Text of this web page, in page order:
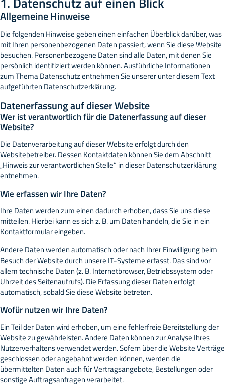
Allgemeine Hinweise
Die folgenden Hinweise geben einen einfachen Überblick darüber, was
mit Ihren personenbezogenen Daten passiert, wenn Sie diese Website
besuchen. Personenbezogene Daten sind alle Daten, mit denen Sie
persönlich identifiziert werden können. Ausführliche Informationen
zum Thema Datenschutz entnehmen Sie unserer unter diesem Text
aufgeführten Datenschutzerklärung.
Datenerfassung auf dieser Website
Wer ist verantwortlich für die Datenerfassung auf dieser
Website?
Die Datenverarbeitung auf dieser Website erfolgt durch den
Websitebetreiber. Dessen Kontaktdaten können Sie dem Abschnitt
„Hinweis zur verantwortlichen Stelle“ in dieser Datenschutzerklärung
entnehmen.
Wie erfassen wir Ihre Daten?
Ihre Daten werden zum einen dadurch erhoben, dass Sie uns diese
mitteilen. Hierbei kann es sich z. B. um Daten handeln, die Sie in ein
Kontaktformular eingeben.
Andere Daten werden automatisch oder nach Ihrer Einwilligung beim
Besuch der Website durch unsere IT-Systeme erfasst. Das sind vor
allem technische Daten (z. B. Internetbrowser, Betriebssystem oder
Uhrzeit des Seitenaufrufs). Die Erfassung dieser Daten erfolgt
automatisch, sobald Sie diese Website betreten.
Wofür nutzen wir Ihre Daten?
Ein Teil der Daten wird erhoben, um eine fehlerfreie Bereitstellung der
Website zu gewährleisten. Andere Daten können zur Analyse Ihres
Nutzerverhaltens verwendet werden. Sofern über die Website Verträge
geschlossen oder angebahnt werden können, werden die
übermittelten Daten auch für Vertragsangebote, Bestellungen oder
sonstige Auftragsanfragen verarbeitet.
Beschwerde­recht bei der zuständigen Aufsichts­behörde
Recht auf Daten­übertrag­barkeit
Recht auf Einschränkung der Verarbeitung
SSL- bzw. TLS-Verschlüsselung
Widerspruch gegen Werbe-E-Mails